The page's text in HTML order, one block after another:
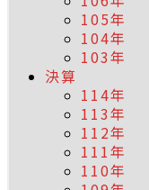
105年
104年
103年
決算
114年
113年
112年
111年
110年